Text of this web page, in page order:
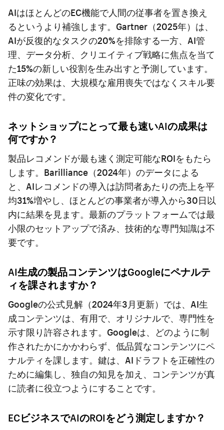
AIはほとんどのEC機能で人間の従事者を置き換え
るというより補強します。Gartner（2025年）は、
AIが反復的なタスクの20%を排除する一方、AI管
理、データ分析、クリエイティブ戦略に焦点を当て
た15%の新しい役割を生み出すと予測しています。
正味の効果は、大規模な雇用喪失ではなくスキル要
件の変化です。
ネットショップにとって最も速いAIの成果は
何ですか？
製品レコメンドが最も速く測定可能なROIをもたら
します。Barilliance（2024年）のデータによる
と、AIレコメンドの導入は訪問者あたりの売上を平
均31%増やし、ほとんどの事業者が導入から30日以
内に結果を見ます。最新のプラットフォームでは最
小限のセットアップで済み、技術的な専門知識は不
要です。
AI生成の製品コンテンツはGoogleにペナルテ
ィを課されますか？
Googleの公式見解（2024年3月更新）では、AI生
成コンテンツは、有用で、オリジナルで、専門性を
示す限り許容されます。Googleは、どのように制
作されたかにかかわらず、低品質なコンテンツにペ
ナルティを課します。鍵は、AIドラフトを正確性の
ために編集し、独自の知見を加え、コンテンツが真
に読者に役立つようにすることです。
ECビジネスでAIのROIをどう測定しますか？